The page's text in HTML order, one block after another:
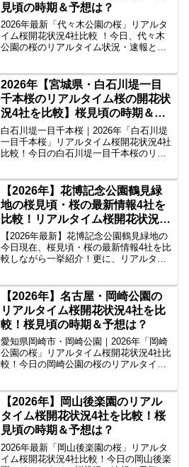
見頃の時期＆予想は？
2026年最新「代々木公園の桜」リアルタ
イム桜開花状況4社比較 ！今日、代々木
公園の桜のリアルタイム状況・速報と天
トから東京都渋谷区『代々木公園の桜』
だけを抜粋したリンク集。
2026年【宮城県・白石川堤一目
千本桜のリアルタイム桜の開花状
況4社を比較】桜見頃の時期＆予
想は？
白石川堤一目千本桜｜2026年「白石川堤
一目千本桜」リアルタイム桜開花状況4社
比較！今日の白石川堤一目千本桜のリア
プ情報を掲載4社のサイトから現在の『白
石川堤一目千本桜の桜』だけを抜粋しま
した。
【2026年】花博記念公園鶴見緑
地の桜見頃・桜の最新情報4社を
比較！リアルタイム桜開花状況
は？
【2026年最新】花博記念公園鶴見緑地の
今日現在、桜見頃・桜の最新情報4社を比
較しながら一挙紹介！更に、リアルタイ
のサイトから『花博記念公園鶴見緑地の
桜』だけをピックアップしリンク集にし
てまとめました。
【2026年】名古屋・岡崎公園の
リアルタイム桜開花状況4社を比
較！桜見頃の時期＆予想は？
愛知県岡崎市・岡崎公園｜2026年「岡崎
公園の桜」リアルタイム桜開花状況4社比
較！今日の岡崎公園の桜のリアルタイム
イトから現在の『岡崎公園の桜』だけを
抜粋したリンク集。
【2026年】岡山後楽園のリアル
タイム桜開花状況4社を比較！桜
見頃の時期＆予想は？
2026年最新「岡山後楽園の桜」リアルタ
イム桜開花状況4社比較！今日の岡山後楽